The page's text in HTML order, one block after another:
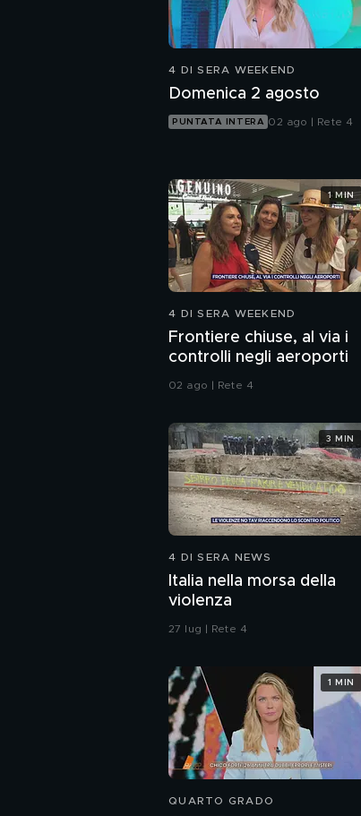
4 DI SERA WEEKEND
Domenica 2 agosto
PUNTATA INTERA 02 ago | Rete 4
4 DI SERA WEEKEND
Frontiere chiuse, al via i
controlli negli aeroporti
02 ago | Rete 4
1 MIN
4 DI SERA NEWS
Italia nella morsa della
violenza
27 lug | Rete 4
3 MIN
QUARTO GRADO
1 MIN